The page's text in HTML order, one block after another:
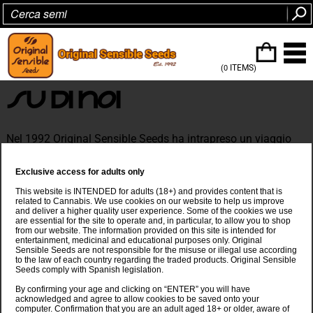
(0 ITEMS)
SU DI NOI
Nel 1992 Original Sensible Seeds ha intrapreso un viaggio
portare nel Regno Unito ciò che era disponibile ad
Amsterdam, sviluppando sistemi di crescita idroponica e
automatizzata insieme a una gamma eccezionale di semi di
cannabis. Grazie al lavoro su genetiche classiche e stabili,
Original Sensible ha creato varietà come Bigger Pine e
PR#1. La potenza e la resa erano gli obbiettivi principali, ma
ben presto quella che era iniziata come una piccola attività
artigianale è cresciuta rapidamente o, si potrebbe dire, ‘è
cresciuta come l’erba’, e la maria è diventata rapidamente
disponibile in tutto il Regno Unito, divenendo più popolare
dell’hashish con il valore aggiunto di potertela coltivare da
Exclusive access for adults only
This website is INTENDED for adults (18+) and provides content that is
related to Cannabis. We use cookies on our website to help us improve
and deliver a higher quality user experience. Some of the cookies we use
are essential for the site to operate and, in particular, to allow you to shop
from our website. The information provided on this site is intended for
entertainment, medicinal and educational purposes only. Original
Sensible Seeds are not responsible for the misuse or illegal use according
to the law of each country regarding the traded products. Original Sensible
Seeds comply with Spanish legislation.
By confirming your age and clicking on “ENTER” you will have
acknowledged and agree to allow cookies to be saved onto your
computer. Confirmation that you are an adult aged 18+ or older, aware of